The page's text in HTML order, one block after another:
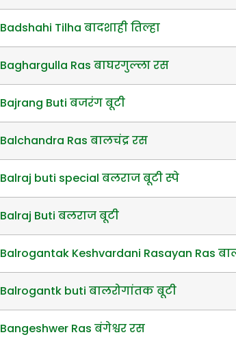
Badshahi Tilha बादशाही तिल्हा
Baghargulla Ras बाघरगुल्ला रस
Bajrang Buti बजरंग बूटी
Balchandra Ras बालचंद्र रस
Balraj buti special बलराज बूटी स्पे
Balraj Buti बलराज बूटी
Balrogantak Keshvardani Rasayan Ras
Balrogantk buti बालरोगांतक बूटी
Bangeshwer Ras बंगेश्वर रस